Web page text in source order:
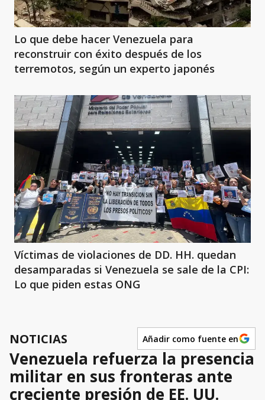
Lo que debe hacer Venezuela para
reconstruir con éxito después de los
terremotos, según un experto japonés
Víctimas de violaciones de DD. HH. quedan
desamparadas si Venezuela se sale de la CPI:
Lo que piden estas ONG
NOTICIAS Añadir como fuente en
Venezuela refuerza la presencia
militar en sus fronteras ante
creciente presión de EE. UU.